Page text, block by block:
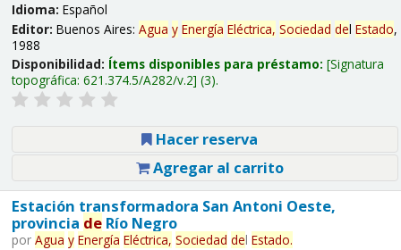
Idioma: Español
Editor: Buenos Aires: Agua y Energía Eléctrica, Sociedad del Estado,
1988
Disponibilidad: Ítems disponibles para préstamo: Signatura
topográfica: 621.374.5/A282/v.2 (3).
Hacer reserva
Agregar al carrito
Estación transformadora San Antoni Oeste,
provincia deRío Negro
por Agua y Energía Eléctrica, Sociedad del Estado.